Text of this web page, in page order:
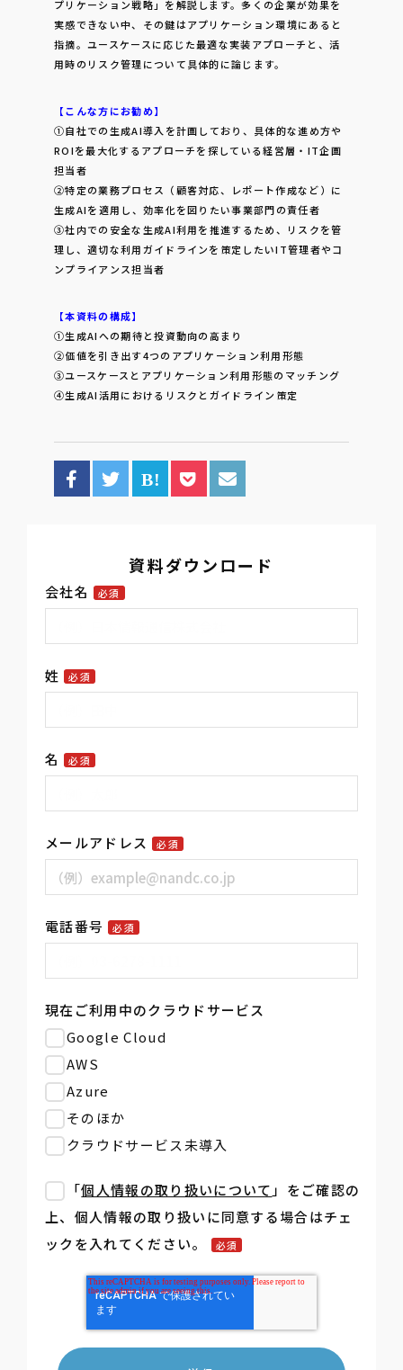
プリケーション戦略」を解説します。多くの企業が効果を
実感できない中、その鍵はアプリケーション環境にあると
指摘。ユースケースに応じた最適な実装アプローチと、活
用時のリスク管理について具体的に論じます。
【こんな方にお勧め】
①自社での生成AI導入を計画しており、具体的な進め方や
ROIを最大化するアプローチを探している経営層・IT企画
担当者
②特定の業務プロセス（顧客対応、レポート作成など）に
生成AIを適用し、効率化を図りたい事業部門の責任者
③社内での安全な生成AI利用を推進するため、リスクを管
理し、適切な利用ガイドラインを策定したいIT管理者やコ
ンプライアンス担当者
【本資料の構成】
①生成AIへの期待と投資動向の高まり
②価値を引き出す4つのアプリケーション利用形態
③ユースケースとアプリケーション利用形態のマッチング
④生成AI活用におけるリスクとガイドライン策定
資料ダウンロード
会社名 必須
姓 必須
名 必須
メールアドレス 必須
電話番号 必須
現在ご利用中のクラウドサービス
Google Cloud
AWS
Azure
そのほか
クラウドサービス未導入
「個人情報の取り扱いについて 」をご確認の
上、個人情報の取り扱いに同意する場合はチェ
ックを入れてください。
必須